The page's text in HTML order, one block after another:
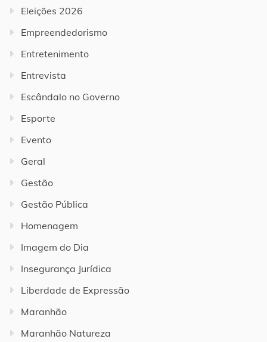
Eleições 2026
Empreendedorismo
Entretenimento
Entrevista
Escândalo no Governo
Esporte
Evento
Geral
Gestão
Gestão Pública
Homenagem
Imagem do Dia
Insegurança Jurídica
Liberdade de Expressão
Maranhão
Maranhão Natureza